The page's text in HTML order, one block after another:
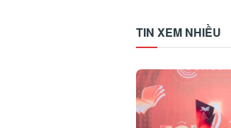
TIN XEM NHIỀU